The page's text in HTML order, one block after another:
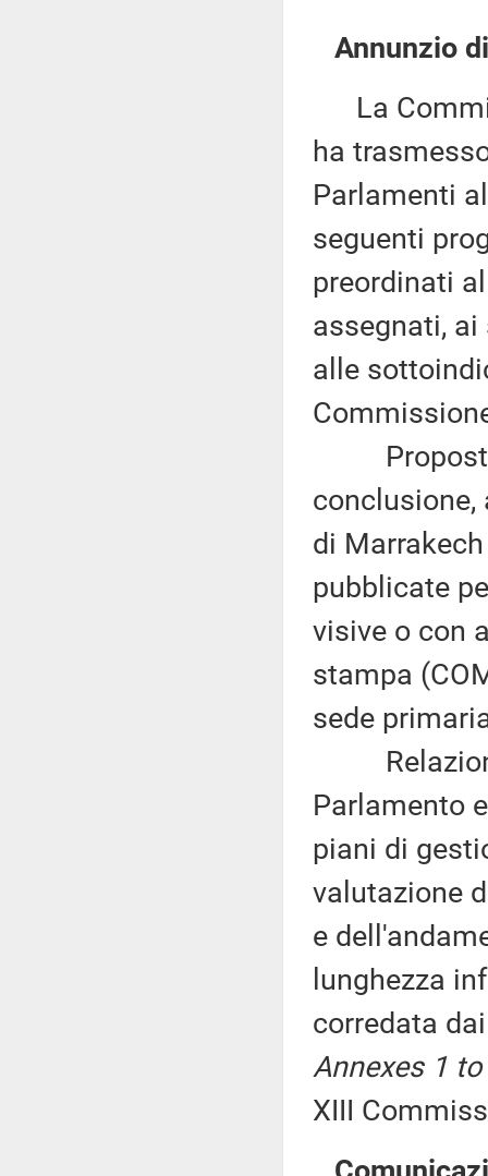
Annunzio
La
ha
Parlamenti
seguenti
preordinati
assegnati,
alle
Proposta
conclusione,
di
pubblicate
visive o con
stampa
sede
Relazione
Parlamento
piani di
valutazione
e
lunghezza
corredata
Annexes 1 to
XIII